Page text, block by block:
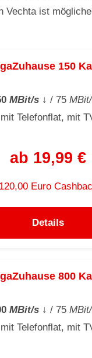
Vechta ist
150
MBit/s ↓ / 75
mit Telefonflat, mit
ab 19,99 €
120,00 Euro
Details
800
MBit/s ↓ / 75
mit Telefonflat, mit